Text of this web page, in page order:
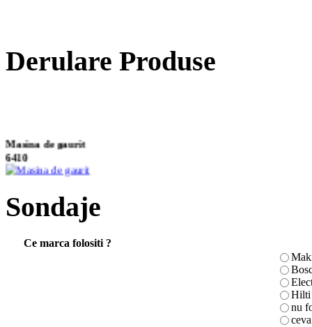
Derulare Produse
Masina de gaurit
6410
Ciocan rotopercutor
Sondaje
Ce marca folositi ?
Hilti
nu